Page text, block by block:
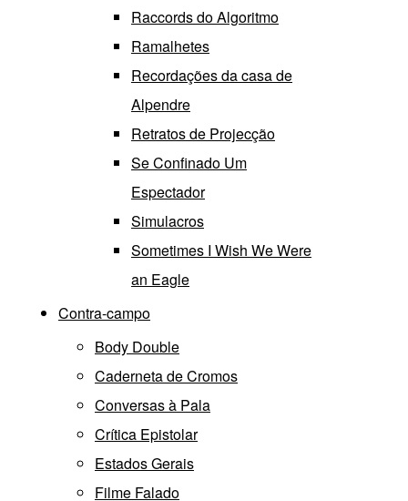
Raccords do Algoritmo
Ramalhetes
Recordações da casa de
Alpendre
Retratos de Projecção
Se Confinado Um
Espectador
Simulacros
Sometimes I Wish We Were
an Eagle
Contra-campo
Body Double
Caderneta de Cromos
Conversas à Pala
Crítica Epistolar
Estados Gerais
Filme Falado